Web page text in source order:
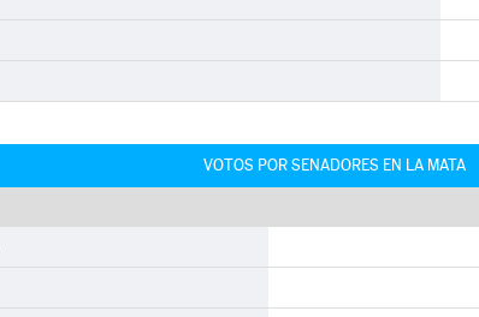
VOTOS POR SENADORES EN LA MATA